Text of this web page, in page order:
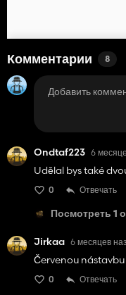
Комментарии 8
Ondtaf223 6
Udělal bys také
0 Отвечать
Посмотреть 1
Jirkaa 6 месяцев
Červenou
0 Отвечать